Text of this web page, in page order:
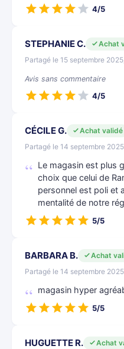
4/5
STEPHANIE C.
Achat
Partagé le 15 septembre
Avis sans commentaire
4/5
CÉCILE G.
Achat validé
Partagé le 14 septembre
Le magasin est plus
choix que celui de
personnel est poli et
mentalité de notre
5/5
BARBARA B.
Achat
Partagé le 14 septembre
magasin hyper
5/5
HUGUETTE R.
Achat